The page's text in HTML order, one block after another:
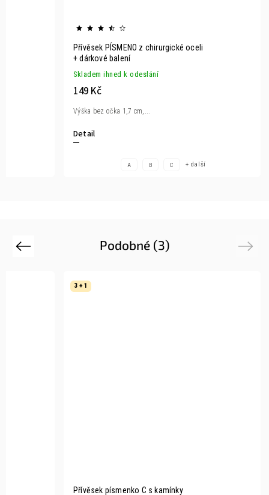
Přívěsek PÍSMENO z chirurgické oceli
+ dárkové balení
Skladem ihned k odeslání
149 Kč
Detail
Výška bez očka 1,7 cm,...
A B C + další
Podobné (3)
Previous
3 + 1
Přívěsek písmenko C s kamínky
Next